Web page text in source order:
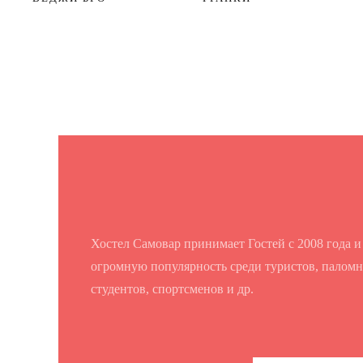
Хостел Самовар принимает Гостей с 2008 года и
огромную популярность среди туристов,
студентов, спортсменов и др.